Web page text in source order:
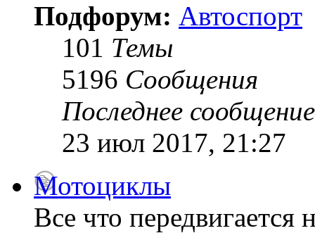
Подфорум: Автоспорт
101 Темы
5196 Сообщения
Последнее сообщение
23 июл 2017, 21:27
Мотоциклы
Все что передвигается